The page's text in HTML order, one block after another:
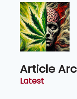
Article
Latest